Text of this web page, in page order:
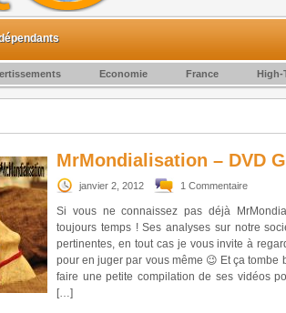
Economie France High-
MrMondialisation – DVD
janvier 2, 2012 1 Commentaire
Si vous ne connaissez pas déjà
toujours temps ! Ses analyses sur notre
pertinentes, en tout cas je vous invite à
pour en juger par vous même 😉 Et ça tombe
faire une petite compilation de ses vidéos
[…]